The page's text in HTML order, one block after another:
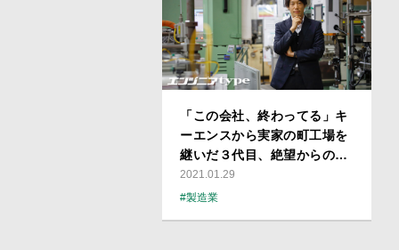
「この会社、終わってる」キ
ーエンスから実家の町工場を
継いだ３代目、絶望からの光
が見えるまで
2021.01.29
#製造業